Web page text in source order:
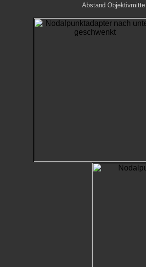
Abstand